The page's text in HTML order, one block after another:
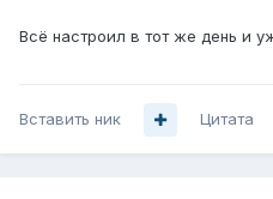
Всё настроил в тот же день и
Вставить ник Цитата